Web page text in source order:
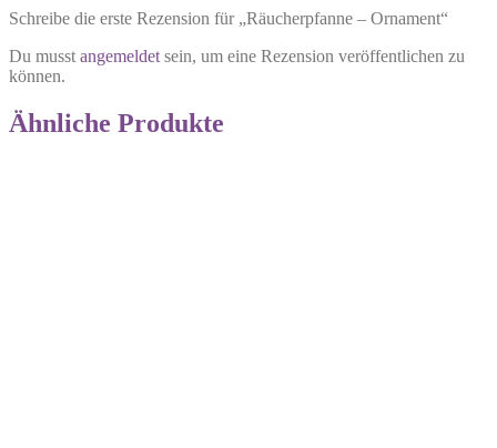
Schreibe die erste Rezension für „Räucherpfanne – Ornament“
Du musst angemeldet sein, um eine Rezension veröffentlichen zu
können.
Ähnliche Produkte